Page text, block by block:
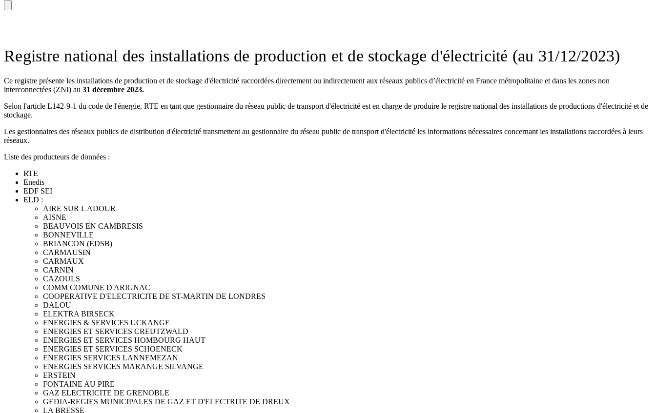
Registre national des installations de production et de stockage d'électricité (au 31/12/2023)
Ce registre présente les installations de production et de stockage d'électricité raccordées directement ou indirectement aux réseaux publics d’électricité en France métropolitaine et dans les zones non
interconnectées (ZNI) au 31 décembre 2023.
Selon l'article L142-9-1 du code de l'énergie, RTE en tant que gestionnaire du réseau public de transport d'électricité est en charge de produire le registre national des installations de productions d'électricité et de
stockage.
Les gestionnaires des réseaux publics de distribution d'électricité transmettent au gestionnaire du réseau public de transport d'électricité les informations nécessaires concernant les installations raccordées à leurs
réseaux.
Liste des producteurs de données :
RTE
Enedis
EDF SEI
ELD :
AIRE SUR L ADOUR
AISNE
BEAUVOIS EN CAMBRESIS
BONNEVILLE
BRIANCON (EDSB)
CARMAUSIN
CARMAUX
CARNIN
CAZOULS
COMM COMUNE D'ARIGNAC
COOPERATIVE D'ELECTRICITE DE ST-MARTIN DE LONDRES
DALOU
ELEKTRA BIRSECK
ENERGIES & SERVICES UCKANGE
ENERGIES ET SERVICES CREUTZWALD
ENERGIES ET SERVICES HOMBOURG HAUT
ENERGIES ET SERVICES SCHOENECK
ENERGIES SERVICES LANNEMEZAN
ENERGIES SERVICES MARANGE SILVANGE
ERSTEIN
FONTAINE AU PIRE
GAZ ELECTRICITE DE GRENOBLE
GEDIA-REGIES MUNICIPALES DE GAZ ET D'ELECTRITE DE DREUX
LA BRESSE